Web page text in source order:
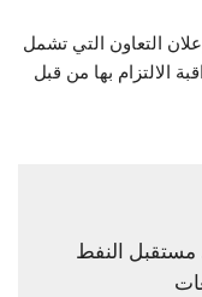
التعاون التي تشمل
الالتزام بها من قبل
النفط